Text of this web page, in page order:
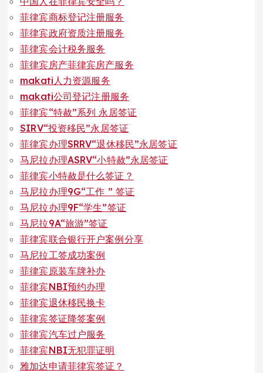
菲律宾商标登记注册服务
菲律宾政府资质注册服务
菲律宾会计税务服务
菲律宾房产菲律宾房产服务
makati人力资源服务
makati公司登记注册服务
菲律宾“特赦”系列 永居签证
SIRV“投资移民”永居签证
菲律宾办理SRRV“退休移民”永居签证
马尼拉办理ASRV“小特赦”永居签证
菲律宾小特赦是什么签证？
马尼拉办理9G“工作 ” 签证
马尼拉办理9F“学生”签证
马尼拉9A“旅游”签证
菲律宾联合银行开户案例分享
马尼拉工签成功案例
菲律宾原装车牌补办
菲律宾NBI预约办理
菲律宾退休移民换卡
菲律宾签证降签案例
菲律宾汽车过户服务
菲律宾NBI无犯罪证明
雅加达申请菲律宾签证？